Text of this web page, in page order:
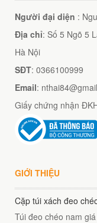
Người đại diện :
Địa chỉ: Số 5 Ngõ 5
Hà Nội
SĐT: 0366100999
Email:
Giấy chứng nhận
GIỚI THIỆU
Cặp túi xách đeo
Túi đeo chéo nam